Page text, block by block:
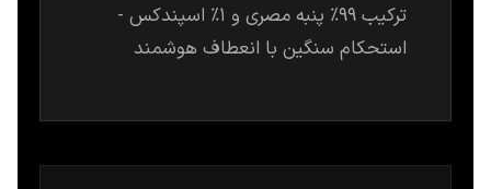
ترکیب 99% پنبه مصری و 1% اسپندکس -
استحکام سنگین با انعطاف هوشمند